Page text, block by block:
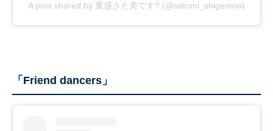
A post shared by 重盛さと美です? (@satomi_shigemori)
「Friend dancers」